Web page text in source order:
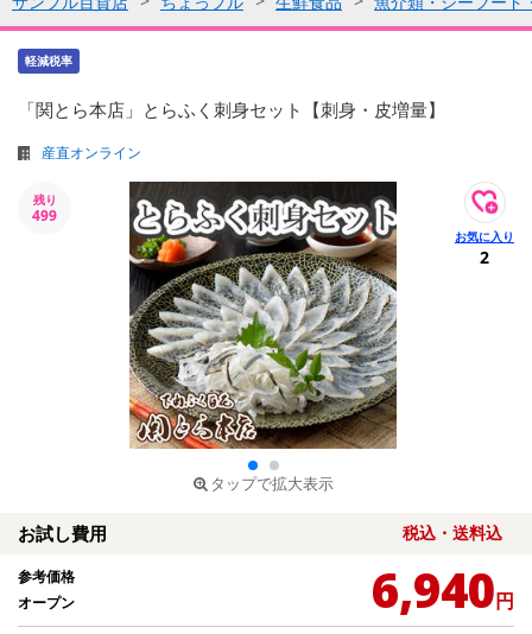
軽減税率
「関とら本店」とらふく刺身セット【刺身・皮増量】
産直オンライン
残り
499
タップで拡大表示
2
お試し費用 税込・送料込
参考価格
オープン
6,940円